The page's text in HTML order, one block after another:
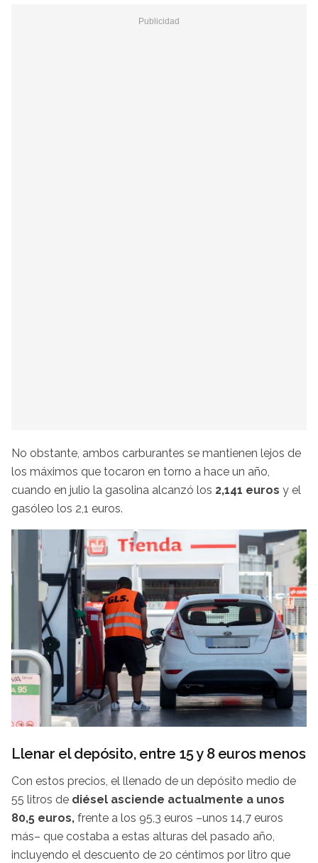
No obstante, ambos carburantes se mantienen lejos de
los máximos que tocaron en torno a hace un año,
cuando en julio la gasolina alcanzó los 2,141 euros y el
gasóleo los 2,1 euros.
Llenar el depósito, entre 15 y 8 euros menos
Con estos precios, el llenado de un depósito medio de
55 litros de diésel asciende actualmente a unos
80,5 euros, frente a los 95,3 euros –unos 14,7 euros
más– que costaba a estas alturas del pasado año,
incluyendo el descuento de 20 céntimos por litro que